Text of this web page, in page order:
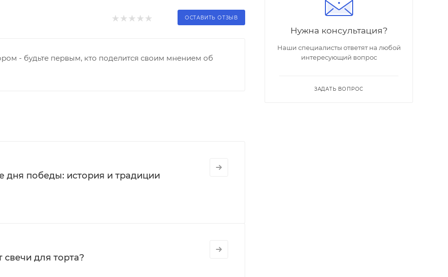
ОСТАВИТЬ ОТЗЫВ
- будьте первым, кто поделится своим мнением об
дня победы: история и традиции
для торта?
Нужна консультация?
Наши специалисты ответят на любой
интересующий вопрос
ЗАДАТЬ ВОПРОС